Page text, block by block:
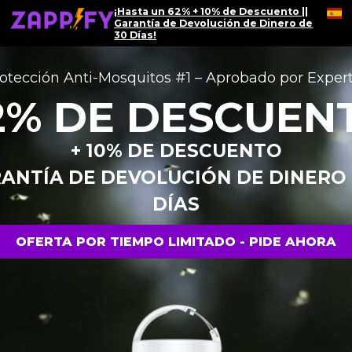
¡Hasta un 62% + 10% de Descuento ||
Garantía de Devolución de Dinero de
30 Días!
Anti-Mosquitos #1 – Aprobado por
DE
+ 10% DE DESCUENTO
DE DEVOLUCIÓN DE DINERO
DÍAS
OFERTA POR TIEMPO LIMITADO - PIDE AHORA